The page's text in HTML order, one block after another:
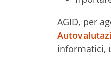
AGID, per
informatici,